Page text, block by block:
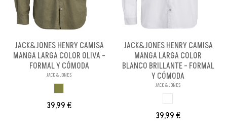
JACK&JONES HENRY CAMISA
MANGA LARGA COLOR OLIVA -
FORMAL Y CÓMODA
JACK & JONES
39,99 €
JACK&JONES HENRY CAMISA
MANGA LARGA COLOR
BLANCO BRILLANTE - FORMAL
Y CÓMODA
JACK & JONES
39,99 €